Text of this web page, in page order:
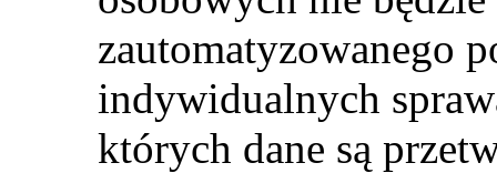
zautomatyzowanego
indywidualnych
których dane są